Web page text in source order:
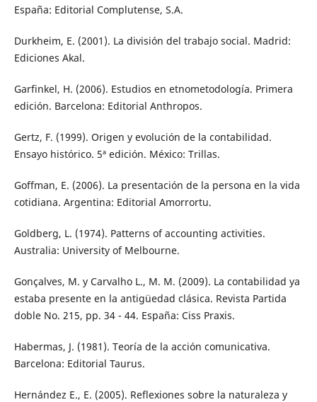
España: Editorial Complutense, S.A.
Durkheim, E. (2001). La división del trabajo social. Madrid:
Ediciones Akal.
Garfinkel, H. (2006). Estudios en etnometodología. Primera
edición. Barcelona: Editorial Anthropos.
Gertz, F. (1999). Origen y evolución de la contabilidad.
Ensayo histórico. 5ª edición. México: Trillas.
Goffman, E. (2006). La presentación de la persona en la vida
cotidiana. Argentina: Editorial Amorrortu.
Goldberg, L. (1974). Patterns of accounting activities.
Australia: University of Melbourne.
Gonçalves, M. y Carvalho L., M. M. (2009). La contabilidad ya
estaba presente en la antigüedad clásica. Revista Partida
doble No. 215, pp. 34 - 44. España: Ciss Praxis.
Habermas, J. (1981). Teoría de la acción comunicativa.
Barcelona: Editorial Taurus.
Hernández E., E. (2005). Reflexiones sobre la naturaleza y